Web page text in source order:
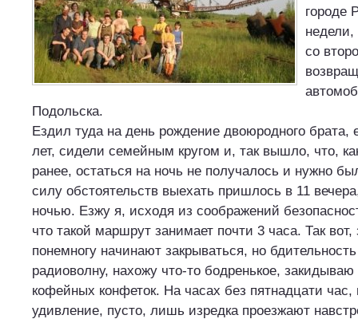
городе
со
Подольска.
Ездил туда на день рождение двоюродного брата,
лет, сидели семейным кругом и, так вышло, что,
ранее, остаться на ночь не получалось и нужно
силу обстоятельств выехать пришлось в 11
ночью. Езжу я, исходя из соображений
что такой маршрут занимает почти 3 часа. Так вот,
понемногу начинают закрываться, но
радиоволну, нахожу что-то бодренькое, закидываю
кофейных конфеток. На часах без пятнадцати час,
удивление, пусто, лишь изредка проезжают